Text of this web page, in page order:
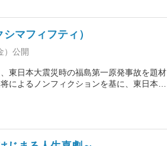
マフィフティ）
）公開
東日本大震災時の福島第一原発事故を題材
によるノンフィクションを基に、東日本壊